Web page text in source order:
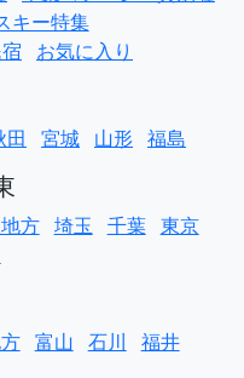
キー特集
お気に入り
田 宮城 山形 福島
方 埼玉 千葉 東京
富山 石川 福井